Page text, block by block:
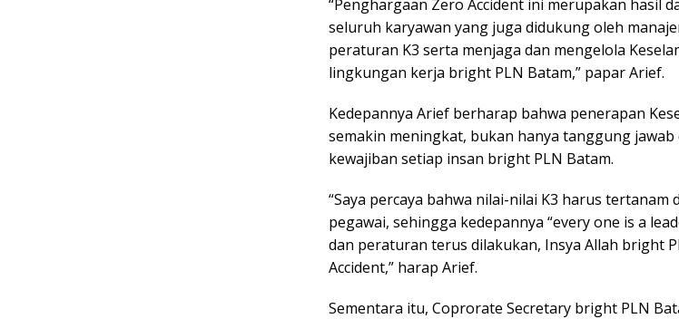
“Penghargaan Zero Accident ini merupakan hasil
seluruh karyawan yang juga didukung oleh
peraturan K3 serta menjaga dan mengelola
lingkungan kerja bright PLN Batam,” papar Arief.
Kedepannya Arief berharap bahwa penerapan
semakin meningkat, bukan hanya tanggung jawab
kewajiban setiap insan bright PLN Batam.
“Saya percaya bahwa nilai-nilai K3 harus tertanam
pegawai, sehingga kedepannya “every one is a
dan peraturan terus dilakukan, Insya Allah bright
Accident,” harap Arief.
Sementara itu, Coprorate Secretary bright PLN